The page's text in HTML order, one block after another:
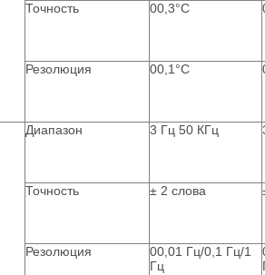
Точность 00,3°C
Резолюция 00,1°C
Диапазон 3 Гц 50 КГц
Точность ± 2 слова
Резолюция
00,01 Гц/0,1 Гц/1
Гц